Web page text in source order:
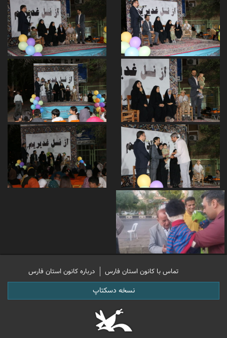
تماس با کانون استان فارس درباره کانون استان فارس
نسخه دسکتاپ